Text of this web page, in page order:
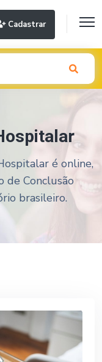
Cadastrar
é online,
de Conclusão
brasileiro.